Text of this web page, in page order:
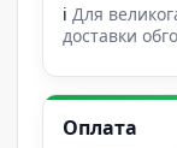
ℹ Для
доставки
Оплата